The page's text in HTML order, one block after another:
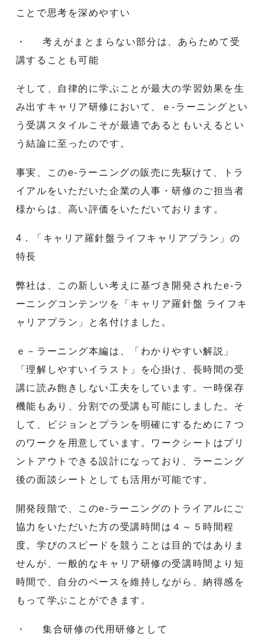
ことで思考を深めやすい
・ 考えがまとまらない部分は、あらためて受
講することも可能
そして、自律的に学ぶことが最大の学習効果を生
み出すキャリア研修において、ｅ-ラーニングとい
う受講スタイルこそが最適であるともいえるとい
う結論に至ったのです。
事実、このe-ラーニングの販売に先駆けて、トラ
イアルをいただいた企業の人事・研修のご担当者
様からは、高い評価をいただいております。
4．「キャリア羅針盤ライフキャリアプラン」の
特長
弊社は、この新しい考えに基づき開発されたe-ラ
ーニングコンテンツを「キャリア羅針盤 ライフキ
ャリアプラン」と名付けました。
ｅ－ラーニング本編は、「わかりやすい解説」
「理解しやすいイラスト」を心掛け、長時間の受
講に読み飽きしない工夫をしています。一時保存
機能もあり、分割での受講も可能にしました。そ
して、ビジョンとプランを明確にするために７つ
のワークを用意しています。ワークシートはプリ
ントアウトできる設計になっており、ラーニング
後の面談シートとしても活用が可能です。
開発段階で、このe-ラーニングのトライアルにご
協力をいただいた方の受講時間は４～５時間程
度。学びのスピードを競うことは目的ではありま
せんが、一般的なキャリア研修の受講時間より短
時間で、自分のペースを維持しながら、納得感を
もって学ぶことができます。
・ 集合研修の代用研修として